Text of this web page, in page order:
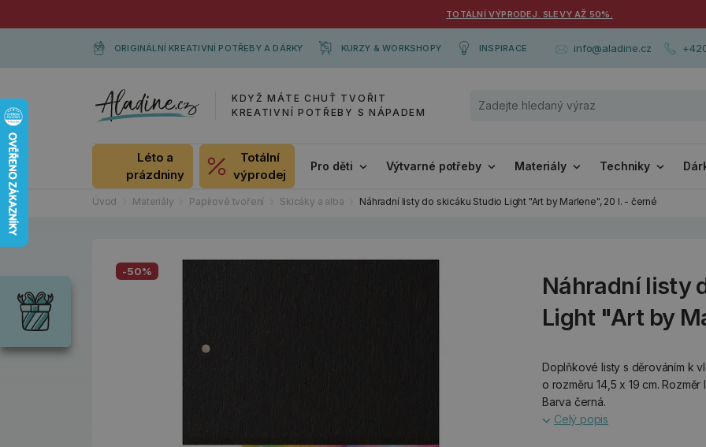
TOTÁLNÍ VÝPRODEJ. SLEVY AŽ 50%.
ORIGINÁLNÍ KREATIVNÍ POTŘEBY A DÁRKY KURZY & WORKSHOPY INSPIRACE info@aladine.cz
KDYŽ MÁTE CHUŤ TVOŘIT
KREATIVNÍ POTŘEBY S NÁPADEM
Léto a
prázdniny
Totální
výprodej
Pro děti Výtvarné potřeby Materiály Techniky
Úvod Materiály Papírové tvoření Skicáky a alba Náhradní listy do skicáku Studio Light "Art by Marlene", 20 l. - černé
Náhradní listy
Light "Art by
-50%
Doplňkové listy s děrováním k
o rozměru 14,5 x 19 cm.
Barva černá.
Celý popis
Dárky